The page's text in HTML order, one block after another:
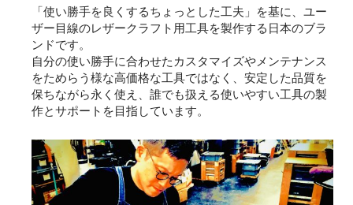
「使い勝手を良くするちょっとした工夫」を基に、ユー
ザー目線のレザークラフト用工具を製作する日本のブラ
ンドです。
自分の使い勝手に合わせたカスタマイズやメンテナンス
をためらう様な高価格な工具ではなく、安定した品質を
保ちながら永く使え、誰でも扱える使いやすい工具の製
作とサポートを目指しています。